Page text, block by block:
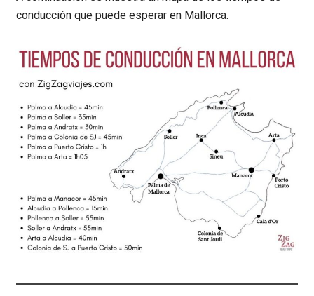
conducción que puede esperar en Mallorca.